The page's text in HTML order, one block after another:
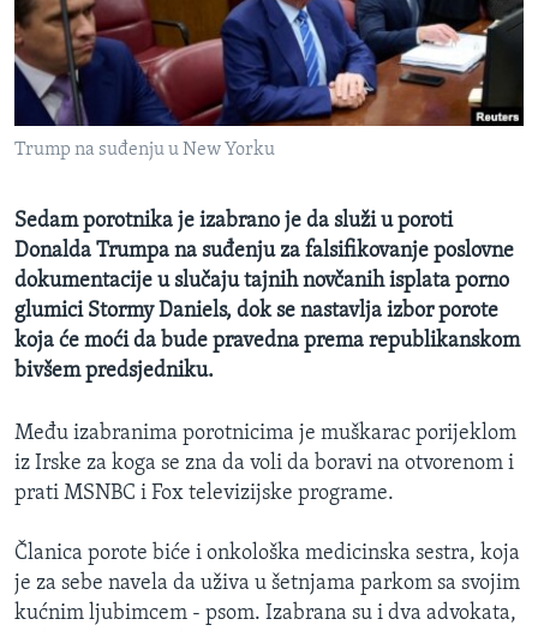
MAGAZIN
O GLASU AMERIKE
Learning English
Jezici
Trump na suđenju u New Yorku
Sedam porotnika je izabrano je da služi u poroti
Donalda Trumpa na suđenju za falsifikovanje poslovne
dokumentacije u slučaju tajnih novčanih isplata porno
glumici Stormy Daniels, dok se nastavlja izbor porote
koja će moći da bude pravedna prema republikanskom
bivšem predsjedniku.
Među izabranima porotnicima je muškarac porijeklom
iz Irske za koga se zna da voli da boravi na otvorenom i
prati MSNBC i Fox televizijske programe.
Članica porote biće i onkološka medicinska sestra, koja
je za sebe navela da uživa u šetnjama parkom sa svojim
kućnim ljubimcem - psom. Izabrana su i dva advokata,